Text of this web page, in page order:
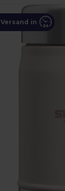
Versand in